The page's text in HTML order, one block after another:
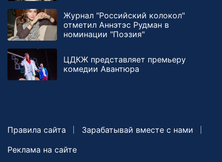
Журнал "Российский колокол"
отметил Аннэтэс Рудман в
номинации "Поэзия"
ЦДКЖ представляет премьеру
комедии Авантюра
Правила сайта
Зарабатывай вместе с нами
Реклама на сайте